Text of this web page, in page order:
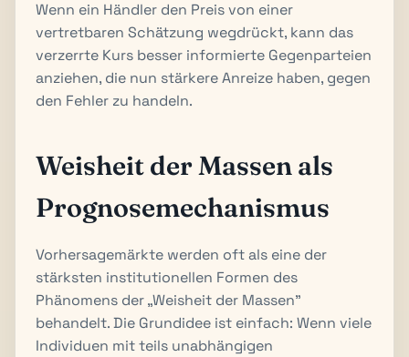
Wenn ein Händler den Preis von einer
vertretbaren Schätzung wegdrückt, kann das
verzerrte Kurs besser informierte Gegenparteien
anziehen, die nun stärkere Anreize haben, gegen
den Fehler zu handeln.
Weisheit der Massen als
Prognosemechanismus
Vorhersagemärkte werden oft als eine der
stärksten institutionellen Formen des
Phänomens der „Weisheit der Massen"
behandelt. Die Grundidee ist einfach: Wenn viele
Individuen mit teils unabhängigen